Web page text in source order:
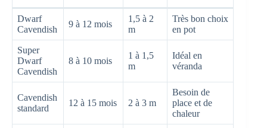
Dwarf
Cavendish
9 à 12 mois
1,5 à 2
m
Très bon choix
en pot
Super
Dwarf
Cavendish
8 à 10 mois
1 à 1,5
m
Idéal en
véranda
Cavendish
standard
12 à 15 mois 2 à 3 m
Besoin de
place et de
chaleur